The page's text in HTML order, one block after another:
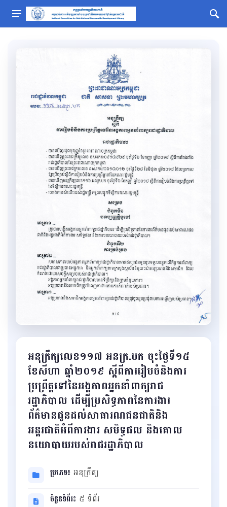
អនុក្រឹត្យលេខ១១៧ អនក្រ.បក ចុះថ្ងៃទី១៥
ខែសីហា ឆ្នាំ២០១៩ ស្តីពីការរៀបចំនិងការ
ប្រព្រឹត្តទៅនៃអង្គភាពអ្នកនាំពាក្យរាជ
រដ្ឋាភិបាល ដើម្បីប្រសិទ្ធភាពនៃការងារ
ព័ត៌មានជូនដល់សាធារណជនជាតិនិង
អន្តរជាតិអំពីការងារ សមិទ្ធផល និងគោល
នយោបាយរបស់រាជរដ្ឋាភិបាល
ប្រភេទ៖ អនុក្រឹត្យ
ចំនួនទំព័រ៖ ៥ ទំព័រ